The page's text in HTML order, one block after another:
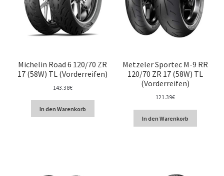
Michelin Road 6 120/70 ZR
17 (58W) TL (Vorderreifen)
143.38€
In den Warenkorb
Metzeler Sportec M-9 RR
120/70 ZR 17 (58W) TL
(Vorderreifen)
121.39€
In den Warenkorb